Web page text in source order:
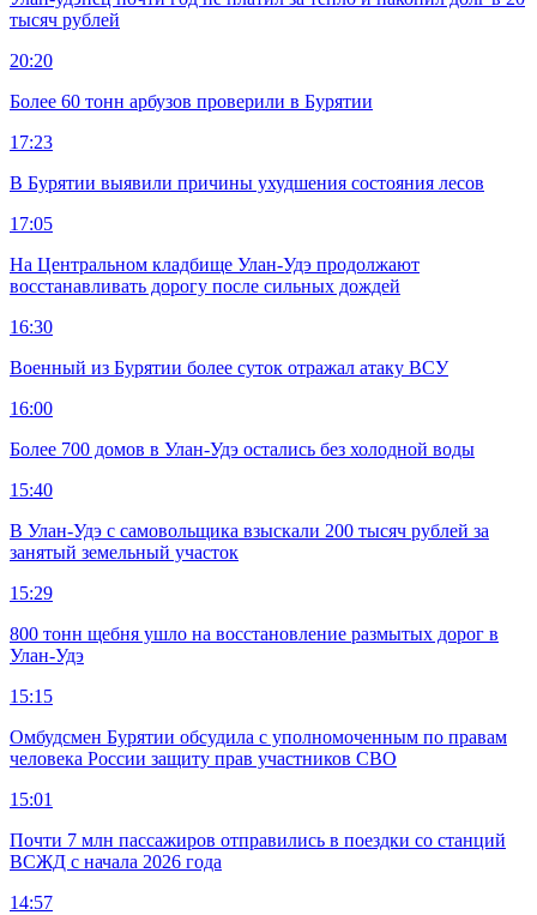
тысяч рублей
20:20
Более 60 тонн арбузов проверили в Бурятии
17:23
В Бурятии выявили причины ухудшения состояния лесов
17:05
На Центральном кладбище Улан-Удэ продолжают
восстанавливать дорогу после сильных дождей
16:30
Военный из Бурятии более суток отражал атаку ВСУ
16:00
Более 700 домов в Улан-Удэ остались без холодной воды
15:40
В Улан-Удэ с самовольщика взыскали 200 тысяч рублей за
занятый земельный участок
15:29
800 тонн щебня ушло на восстановление размытых дорог в
Улан-Удэ
15:15
Омбудсмен Бурятии обсудила с уполномоченным по правам
человека России защиту прав участников СВО
15:01
Почти 7 млн пассажиров отправились в поездки со станций
ВСЖД с начала 2026 года
14:57